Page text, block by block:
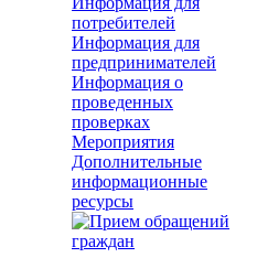
потребителей
Информация для
предпринимателей
Информация о
проведенных
проверках
Мероприятия
Дополнительные
информационные
ресурсы